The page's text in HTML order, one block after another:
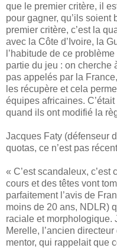
que le premier critère, il
pour gagner, qu’ils
premier critère, c’est la
avec la Côte d’Ivoire, la
l’habitude de ce
partie du jeu : on cherche
pas appelés par la
les récupère et cela
équipes africaines.
quand ils ont modifié la
Jacques Faty (défenseur
quotas, ce n’est pas
« C’est scandaleux,
cours et des têtes vont
parfaitement l’avis de
moins de 20 ans, NDLR)
raciale et morphologique.
Merelle, l’ancien
mentor, qui rappelait que